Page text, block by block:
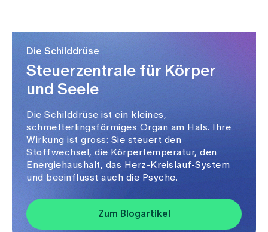
Die Schilddrüse
Steuerzentrale für Körper
und Seele
Die Schilddrüse ist ein kleines,
schmetterlingsförmiges Organ am Hals. Ihre
Wirkung ist gross: Sie steuert den
Stoffwechsel, die Körpertemperatur, den
Energiehaushalt, das Herz-Kreislauf-System
und beeinflusst auch die Psyche.
Zum Blogartikel